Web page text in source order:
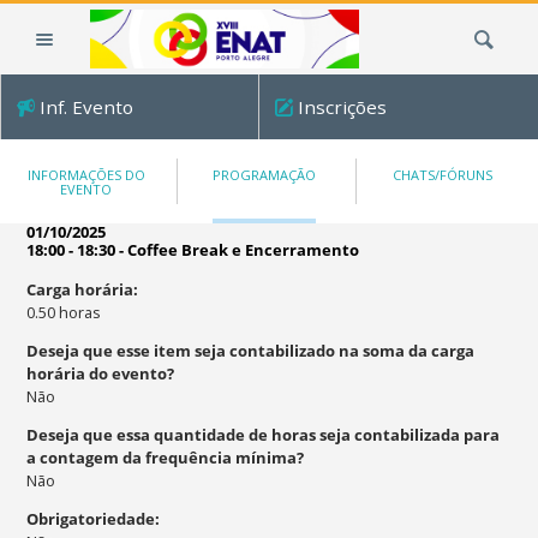
Inf. Evento Inscrições
INFORMAÇÕES DO
EVENTO
PROGRAMAÇÃO CHATS/FÓRUNS
01/10/2025
18:00 - 18:30-Coffee Break e Encerramento
Carga horária:
0.50horas
Deseja que esse item seja contabilizado na soma da carga
horária do evento?
Não
Deseja que essa quantidade de horas seja contabilizada para
a contagem da frequência mínima?
Não
Obrigatoriedade: